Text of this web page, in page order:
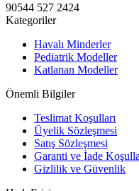
90544 527 2424
Kategoriler
Havalı Minderler
Pediatrik Modeller
Katlanan Modeller
Önemli Bilgiler
Teslimat Koşulları
Üyelik Sözleşmesi
Satış Sözleşmesi
Garanti ve İade
Gizlilik ve Güvenlik